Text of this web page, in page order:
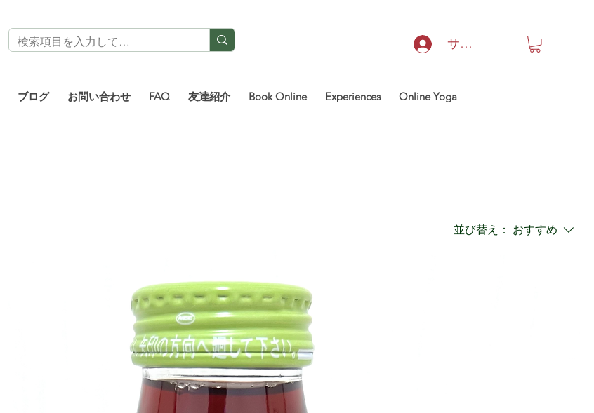
サインイン
ブログ お問い合わせ FAQ 友達紹介 Book Online Experiences
Online Yoga
並び替え： おすすめ